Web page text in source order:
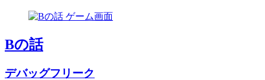
Bの話
デバッグフリーク